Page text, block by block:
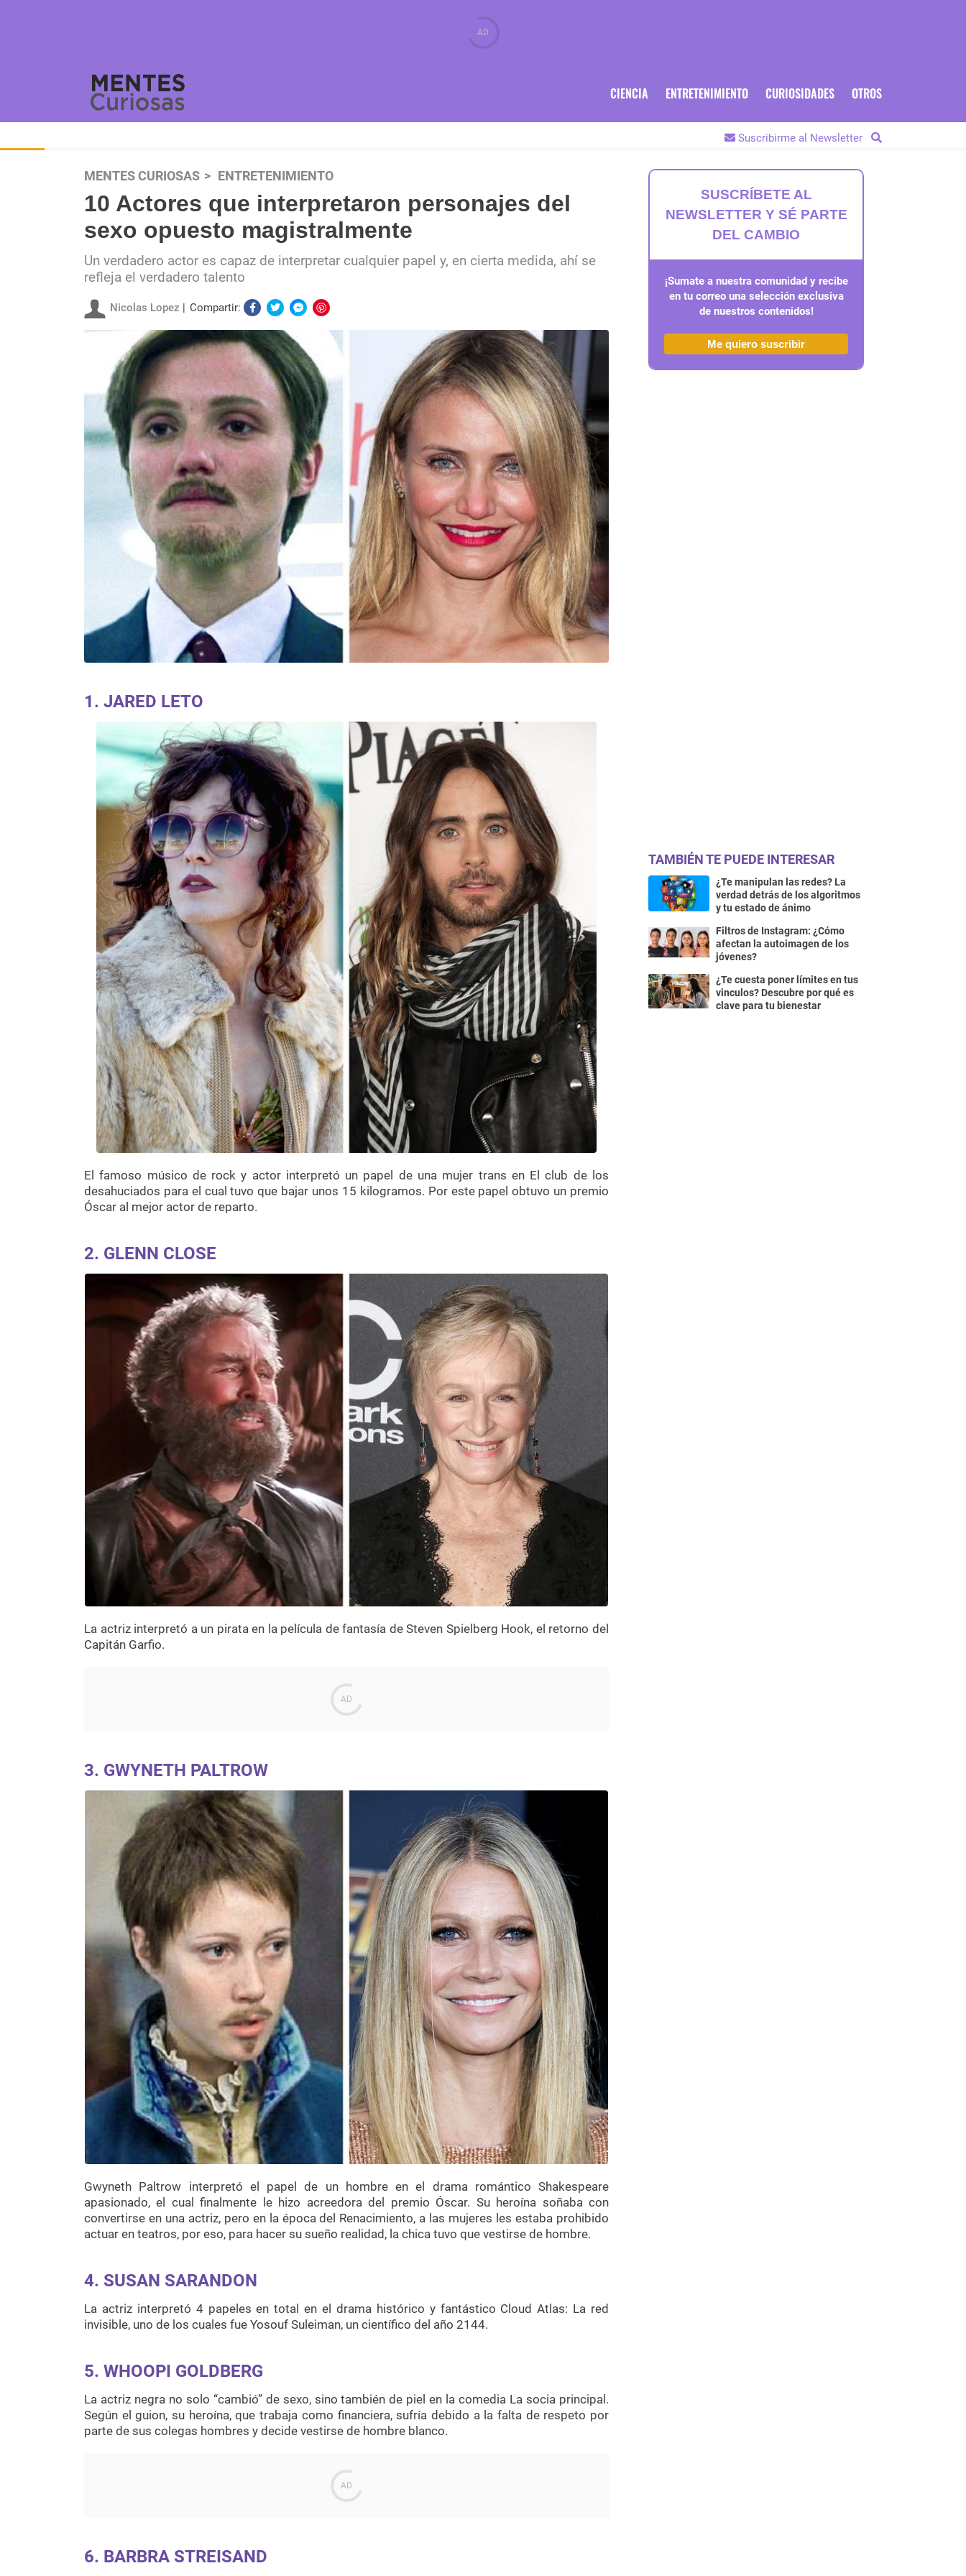
CIENCIA ENTRETENIMIENTO CURIOSIDADES OTROS
Suscribirme al Newsletter
MENTES CURIOSAS ENTRETENIMIENTO
10 Actores que interpretaron personajes del
sexo opuesto magistralmente
Un verdadero actor es capaz de interpretar cualquier papel y, en cierta medida, ahí se
refleja el verdadero talento
Nicolas Lopez Compartir:
1. JARED LETO
El famoso músico de rock y actor interpretó un papel de una mujer trans en El club de los
desahuciados para el cual tuvo que bajar unos 15 kilogramos. Por este papel obtuvo un premio
Óscar al mejor actor de reparto.
2. GLENN CLOSE
La actriz interpretó a un pirata en la película de fantasía de Steven Spielberg Hook, el retorno del
Capitán Garfio.
3. GWYNETH PALTROW
Gwyneth Paltrow interpretó el papel de un hombre en el drama romántico Shakespeare
apasionado, el cual finalmente le hizo acreedora del premio Óscar. Su heroína soñaba con
convertirse en una actriz, pero en la época del Renacimiento, a las mujeres les estaba prohibido
actuar en teatros, por eso, para hacer su sueño realidad, la chica tuvo que vestirse de hombre.
4. SUSAN SARANDON
La actriz interpretó 4 papeles en total en el drama histórico y fantástico Cloud Atlas: La red
invisible, uno de los cuales fue Yosouf Suleiman, un científico del año 2144.
5. WHOOPI GOLDBERG
La actriz negra no solo “cambió” de sexo, sino también de piel en la comedia La socia principal.
Según el guion, su heroína, que trabaja como financiera, sufría debido a la falta de respeto por
parte de sus colegas hombres y decide vestirse de hombre blanco.
6. BARBRA STREISAND
SUSCRÍBETE AL
NEWSLETTER Y SÉ PARTE
DEL CAMBIO
¡Sumate a nuestra comunidad y recibe
en tu correo una selección exclusiva
de nuestros contenidos!
Me quiero suscribir
TAMBIÉN TE PUEDE INTERESAR
¿Te manipulan las redes? La
verdad detrás de los algoritmos
y tu estado de ánimo
Filtros de Instagram: ¿Cómo
afectan la autoimagen de los
jóvenes?
¿Te cuesta poner límites en tus
vinculos? Descubre por qué es
clave para tu bienestar